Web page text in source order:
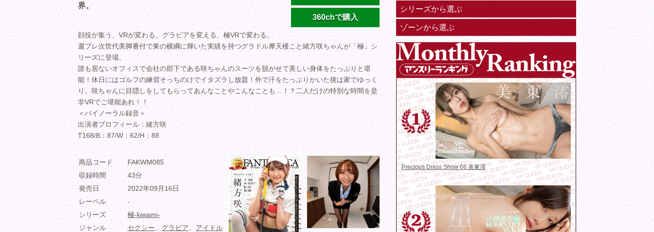
界。
360chで購入
顔役が集う、VRが変わる。グラビアを変える、極VRで変わる。
週プレ次世代美脚番付で東の横綱に輝いた実績を持つグラドル摩天楼こと緒方咲ちゃんが「極」シ
リーズに登場。
誰も居ないオフィスで会社の部下である咲ちゃんのスーツを脱がせて美しい身体をたっぷりと堪
能！休日にはゴルフの練習そっちのけでイタズラし放題！外で汗をたっぷりかいた後は家でゆっく
り。咲ちゃんに目隠しをしてもらってあんなことやこんなことも…！？二人だけの特別な時間を是
非VRでご堪能あれ！！
＜バイノーラル録音＞
出演者プロフィール：緒方咲
T168/B：87/W：62/H：88
商品コード
FAKWM085
収録時間
43分
発売日
2022年09月16日
レーベル
-
シリーズ
極-kiwami-
ジャンル
セクシー グラビア
アイドル
シリーズから選ぶ
ゾーンから選ぶ
Precious Dress Show 66 美東澪